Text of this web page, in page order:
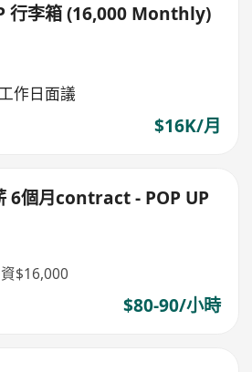
行李箱 (16,000 Monthly)
作日面議
$16K/月
6個月contract - POP UP
$16,000
$80-90/小時